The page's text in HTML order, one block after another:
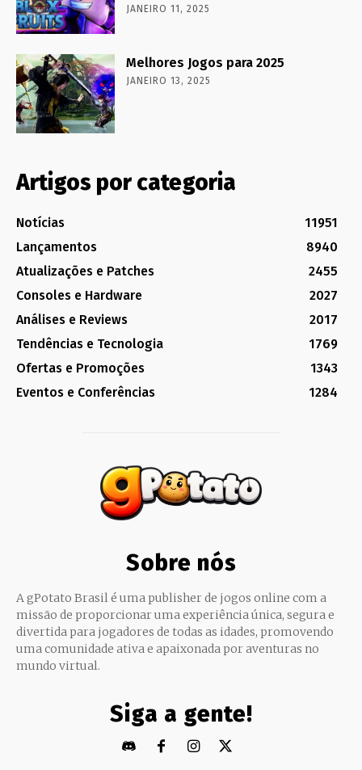
JANEIRO 11, 2025
Melhores Jogos para 2025
JANEIRO 13, 2025
Artigos por categoria
Notícias
11951
Lançamentos
8940
Atualizações e Patches
2455
Consoles e Hardware
2027
Análises e Reviews
2017
Tendências e Tecnologia
1769
Ofertas e Promoções
1343
Eventos e Conferências
1284
Sobre nós
A gPotato Brasil é uma publisher de jogos online com a
missão de proporcionar uma experiência única, segura e
divertida para jogadores de todas as idades, promovendo
uma comunidade ativa e apaixonada por aventuras no
mundo virtual.
Siga a gente!